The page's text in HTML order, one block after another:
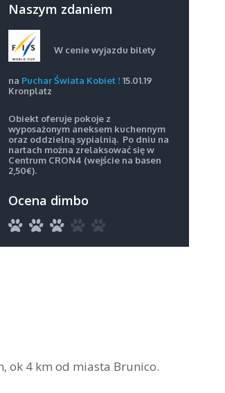
Naszym zdaniem
W cenie wyjazdu bilety
na Puchar Świata Kobiet ! 15.01.19
Kronplatz
Obiekt oferuje pokoje z
wyposażonym aneksem kuchennym
oraz oddzielną sypialnią. Po dniu na
nartach można zrelaksować się w
Centrum CRON4 (wejście na basen
2,50€).
Ocena dimbo
ok 4 km od miasta Brunico.